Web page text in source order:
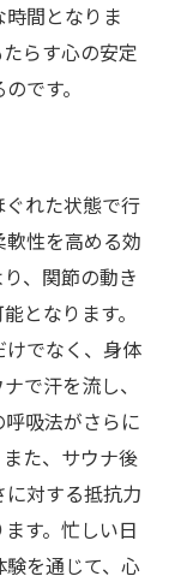
間となりま
らす心の安定
です。
れた状態で行
性を高める効
、関節の動き
となります。
けでなく、身体
で汗を流し、
吸法がさらに
た、サウナ後
対する抵抗力
す。忙しい日
を通じて、心